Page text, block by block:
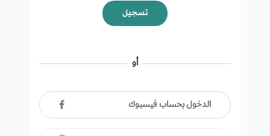
تسجيل
أو
الدخول بحساب فيسبوك